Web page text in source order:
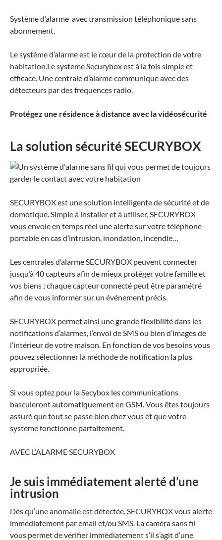
Système d’alarme avec transmission téléphonique sans
abonnement.
Le système d’alarme est le cœur de la protection de votre
habitation.Le systeme Securybox est à la fois simple et
efficace. Une centrale d’alarme communique avec des
détecteurs par des fréquences radio.
Protégez une résidence à distance avec la vidéosécurité
La solution sécurité SECURYBOX
SECURYBOXest une solution intelligente de sécurité et de
domotique. Simple à installer et à utiliser, SECURYBOX
vous envoie en temps réel une alerte sur votre téléphone
portable en cas d’intrusion, inondation, incendie…
Les centrales d’alarme SECURYBOX peuvent connecter
jusqu’à 40 capteurs afin de mieux protéger votre famille et
vos biens ; chaque capteur connecté peut être paramétré
afin de vous informer sur un événement précis.
SECURYBOX permet ainsi une grande flexibilité dans les
notifications d’alarmes, l’envoi de SMS ou bien d’images de
l’intérieur de votre maison. En fonction de vos besoins vous
pouvez sélectionner la méthode de notification la plus
appropriée.
Si vous optez pour la Secybox les communications
basculeront automatiquement en GSM. Vous êtes toujours
assuré que tout se passe bien chez vous et que votre
système fonctionne parfaitement.
AVEC L’ALARME SECURYBOX
Je suis immédiatement alerté d’une
intrusion
Dès qu’une anomalie est détectée, SECURYBOXvous alerte
immédiatement par email et/ou SMS. La caméra sans fil
vous permet de vérifier immédiatement s’il s’agit d’une